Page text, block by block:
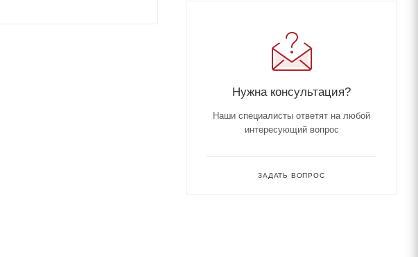
Нужна консультация?
Наши специалисты ответят на любой
интересующий вопрос
ЗАДАТЬ ВОПРОС